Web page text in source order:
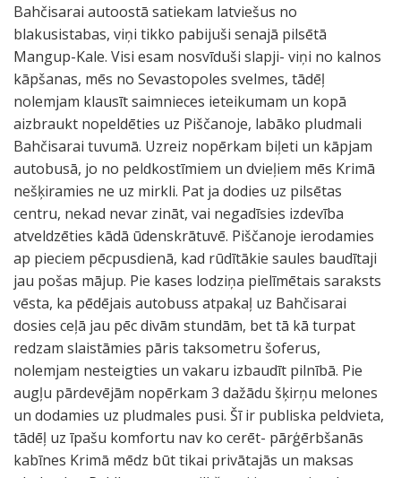
Bahčisarai autoostā satiekam latviešus no
blakusistabas, viņi tikko pabijuši senajā pilsētā
Mangup-Kale. Visi esam nosvīduši slapji- viņi no kalnos
kāpšanas, mēs no Sevastopoles svelmes, tādēļ
nolemjam klausīt saimnieces ieteikumam un kopā
aizbraukt nopeldēties uz Piščanoje, labāko pludmali
Bahčisarai tuvumā. Uzreiz nopērkam biļeti un kāpjam
autobusā, jo no peldkostīmiem un dvieļiem mēs Krimā
nešķiramies ne uz mirkli. Pat ja dodies uz pilsētas
centru, nekad nevar zināt, vai negadīsies izdevība
atveldzēties kādā ūdenskrātuvē. Piščanoje ierodamies
ap pieciem pēcpusdienā, kad rūdītākie saules baudītaji
jau pošas mājup. Pie kases lodziņa pielīmētais saraksts
vēsta, ka pēdējais autobuss atpakaļ uz Bahčisarai
dosies ceļā jau pēc divām stundām, bet tā kā turpat
redzam slaistāmies pāris taksometru šoferus,
nolemjam nesteigties un vakaru izbaudīt pilnībā. Pie
augļu pārdevējām nopērkam 3 dažādu šķirņu melones
un dodamies uz pludmales pusi. Šī ir publiska peldvieta,
tādēļ uz īpašu komfortu nav ko cerēt- pārģērbšanās
kabīnes Krimā mēdz būt tikai privātajās un maksas